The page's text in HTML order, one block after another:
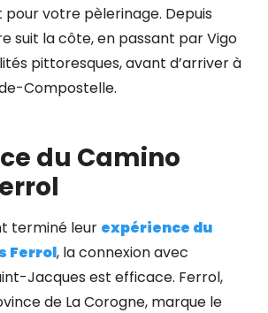
votre pèlerinage. Depuis
suit la côte, en passant par Vigo
pittoresques, avant d’arriver à
Compostelle.
du Camino
terminé leur expérience du
Ferrol, la connexion avec
Jacques est efficace. Ferrol,
de La Corogne, marque le